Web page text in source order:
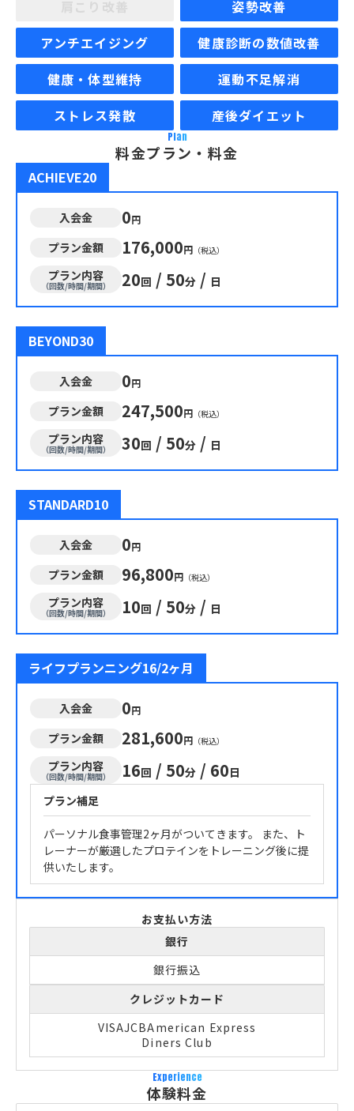
姿勢改善
アンチエイジング
健康診断の数値改善
健康・体型維持
運動不足解消
ストレス発散
産後ダイエット
Plan
料金プラン・料金
ACHIEVE20
入会金 0円
プラン金額 176,000円 （税込）
プラン内容
（回数/時間/期間） 20回 / 50分 / 日
BEYOND30
入会金 0円
プラン金額 247,500円 （税込）
プラン内容
（回数/時間/期間） 30回 / 50分 / 日
STANDARD10
入会金 0円
プラン金額 96,800円 （税込）
プラン内容
（回数/時間/期間） 10回 / 50分 / 日
ライフプランニング16/2ヶ月
入会金 0円
プラン金額 281,600円 （税込）
プラン内容
（回数/時間/期間） 16回 / 50分 / 60日
プラン補足
パーソナル食事管理2ヶ月がついてきます。 また、ト
レーナーが厳選したプロテインをトレーニング後に提
供いたします。
お支払い方法
銀行
銀行振込
クレジットカード
VISAJCBAmerican Express
Diners Club
Experience
体験料金